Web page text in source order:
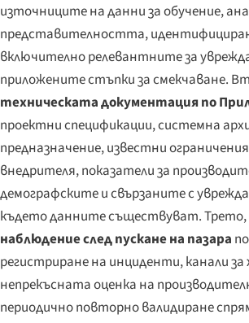
източниците на данни за обучение,
представителността,
включително релевантните за
приложените стъпки за смекчаване.
техническата документация по
проектни спецификации, системна
предназначение, известни
внедрителя, показатели за
демографските и свързаните с
където данните съществуват. Трето,
наблюдение след пускане на пазара
регистриране на инциденти, канали за
непрекъсната оценка на
периодично повторно валидиране